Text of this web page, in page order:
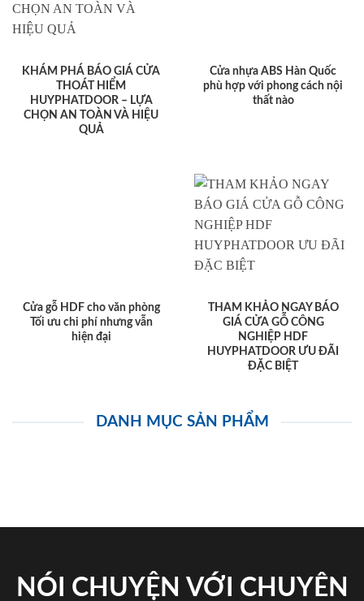
KHÁM PHÁ BÁO GIÁ CỬA
THOÁT HIỂM
HUYPHATDOOR – LỰA
CHỌN AN TOÀN VÀ HIỆU
QUẢ
Cửa nhựa ABS Hàn Quốc
phù hợp với phong cách nội
thất nào
Cửa gỗ HDF cho văn phòng
Tối ưu chi phí nhưng vẫn
hiện đại
THAM KHẢO NGAY BÁO
GIÁ CỬA GỖ CÔNG
NGHIỆP HDF
HUYPHATDOOR ƯU ĐÃI
ĐẶC BIỆT
DANH MỤC SẢN PHẨM
NÓI CHUYỆN VỚI CHUYÊN